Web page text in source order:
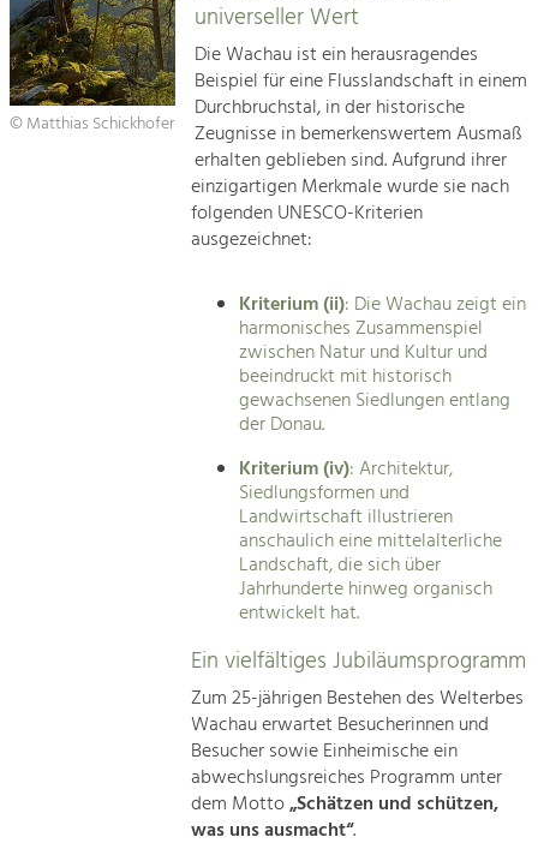
© Matthias Schickhofer
universeller Wert
Die Wachau ist ein herausragendes
Beispiel für eine Flusslandschaft in einem
Durchbruchstal, in der historische
Zeugnisse in bemerkenswertem Ausmaß
erhalten geblieben sind. Aufgrund ihrer
einzigartigen Merkmale wurde sie nach
folgenden UNESCO-Kriterien
ausgezeichnet:
Kriterium (ii): Die Wachau zeigt ein
harmonisches Zusammenspiel
zwischen Natur und Kultur und
beeindruckt mit historisch
gewachsenen Siedlungen entlang
der Donau.
Kriterium (iv): Architektur,
Siedlungsformen und
Landwirtschaft illustrieren
anschaulich eine mittelalterliche
Landschaft, die sich über
Jahrhunderte hinweg organisch
entwickelt hat.
Ein vielfältiges Jubiläumsprogramm
Zum 25-jährigen Bestehen des Welterbes
Wachau erwartet Besucherinnen und
Besucher sowie Einheimische ein
abwechslungsreiches Programm unter
dem Motto„Schätzen und schützen,
was uns ausmacht“.